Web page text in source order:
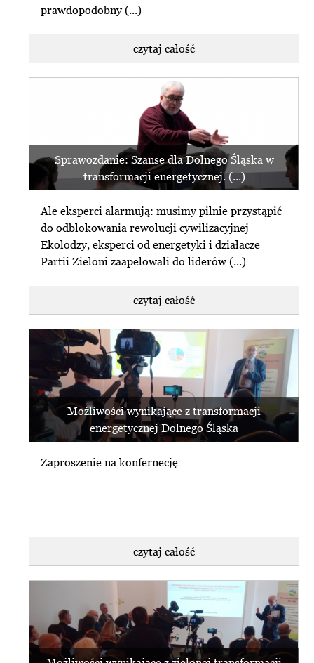
prawdopodobny (...)
czytaj całość
Sprawozdanie: Szanse dla Dolnego Śląska w
transformacji energetycznej. (...)
Ale eksperci alarmują: musimy pilnie przystąpić
do odblokowania rewolucji cywilizacyjnej
Ekolodzy, eksperci od energetyki i działacze
Partii Zieloni zaapelowali do liderów (...)
czytaj całość
Możliwości wynikające z transformacji
energetycznej Dolnego Śląska
Zaproszenie na konfernecję
czytaj całość